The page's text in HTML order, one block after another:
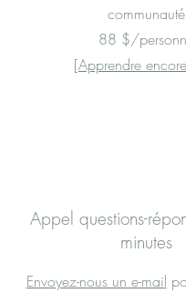
communauté
88 $/
[Apprendre
Appel questions-
minutes
Envoyez-nous un e-mail